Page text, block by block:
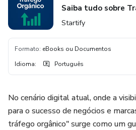
Saiba tudo sobre
Startify
Formato: eBooks ou Documentos
Idioma: Português
No cenário digital atual, onde a
para o sucesso de negócios e
tráfego orgânico" surge como um